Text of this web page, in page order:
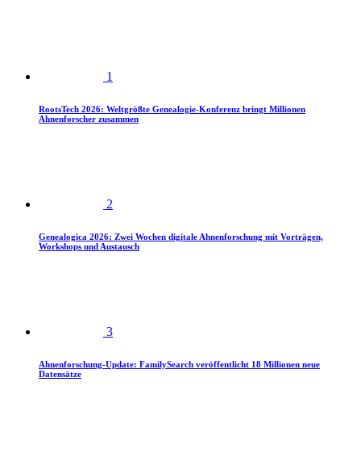
1
RootsTech 2026: Weltgrößte Genealogie-Konferenz bringt Millionen
Ahnenforscher zusammen
2
Genealogica 2026: Zwei Wochen digitale Ahnenforschung mit Vorträgen,
Workshops und Austausch
3
Ahnenforschung-Update: FamilySearch veröffentlicht 18 Millionen neue
Datensätze